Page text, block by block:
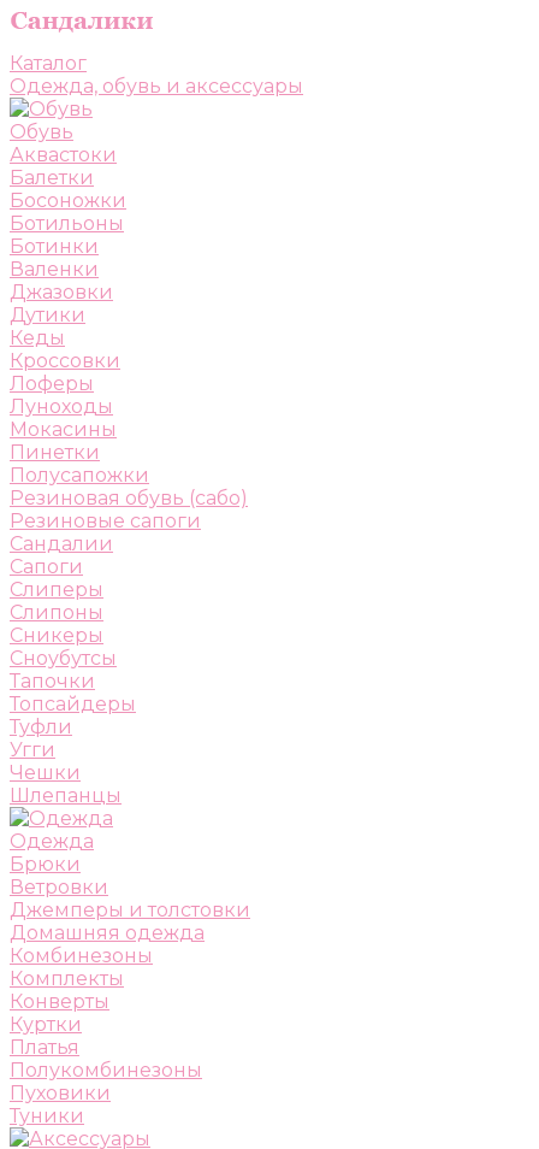
Каталог
Одежда, обувь и аксессуары
Обувь
Аквастоки
Балетки
Босоножки
Ботильоны
Ботинки
Валенки
Джазовки
Дутики
Кеды
Кроссовки
Лоферы
Луноходы
Мокасины
Пинетки
Полусапожки
Резиновая обувь (сабо)
Резиновые сапоги
Сандалии
Сапоги
Слиперы
Слипоны
Сникеры
Сноубутсы
Тапочки
Топсайдеры
Туфли
Угги
Чешки
Шлепанцы
Одежда
Брюки
Ветровки
Джемперы и толстовки
Домашняя одежда
Комбинезоны
Комплекты
Конверты
Куртки
Платья
Полукомбинезоны
Пуховики
Туники